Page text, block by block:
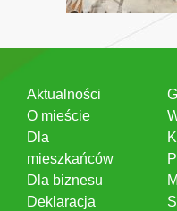
Aktualności
O mieście
Dla
mieszkańców
Dla biznesu
Deklaracja